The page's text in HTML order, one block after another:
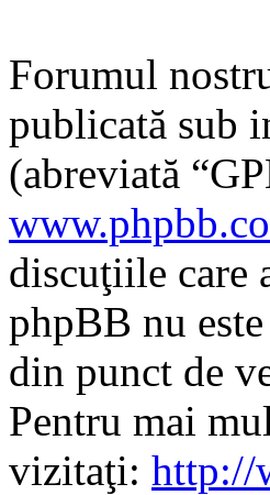
Forumul
publicată sub
(abreviată
discuţiile care
phpBB nu
din punct de
Pentru mai
vizitaţi: http://